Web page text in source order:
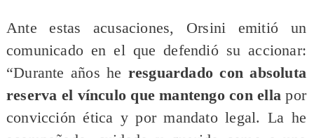
Ante estas acusaciones, Orsini emitió un
comunicado en el que defendió su accionar:
“Durante años he resguardado con absoluta
reserva el vínculo que mantengo con ella por
convicción ética y por mandato legal. La he